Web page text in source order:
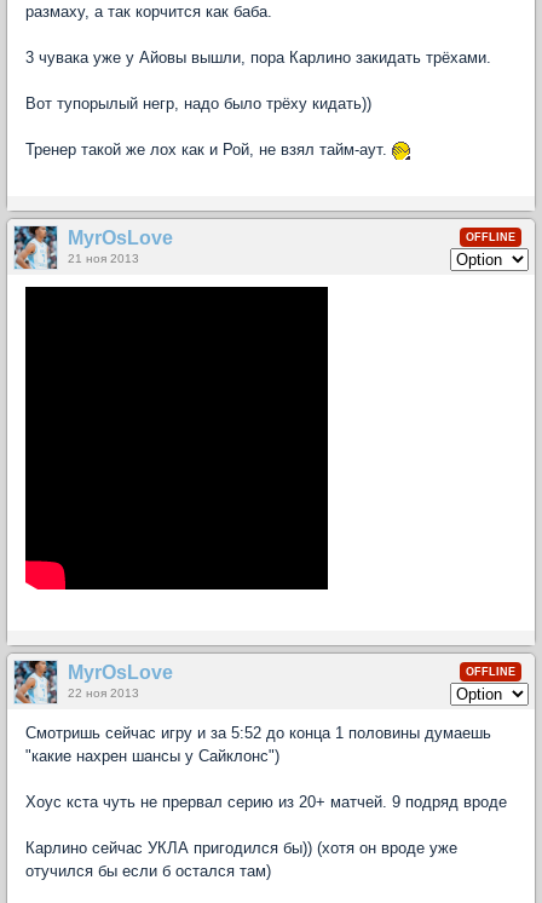
размаху, а так корчится как баба.
3 чувака уже у Айовы вышли, пора Карлино закидать трёхами.
Вот тупорылый негр, надо было трёху кидать))
Тренер такой же лох как и Рой, не взял тайм-аут.
OFFLINE
MyrOsLove
21 ноя 2013
OFFLINE
MyrOsLove
22 ноя 2013
Смотришь сейчас игру и за 5:52 до конца 1 половины думаешь
"какие нахрен шансы у Сайклонс")
Хоус кста чуть не прервал серию из 20+ матчей. 9 подряд вроде
Карлино сейчас УКЛА пригодился бы)) (хотя он вроде уже
отучился бы если б остался там)